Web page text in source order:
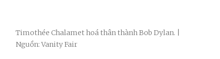
Timothée Chalamet hoá thân thành Bob Dylan. |
Nguồn: Vanity Fair